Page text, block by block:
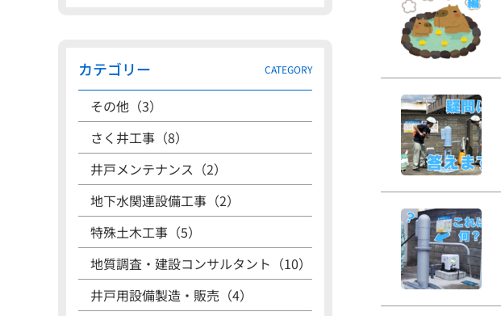
カテゴリー CATEGORY
その他（3）
さく井工事（8）
井戸メンテナンス（2）
地下水関連設備工事（2）
特殊土木工事（5）
地質調査・建設コンサルタント（10）
井戸用設備製造・販売（4）